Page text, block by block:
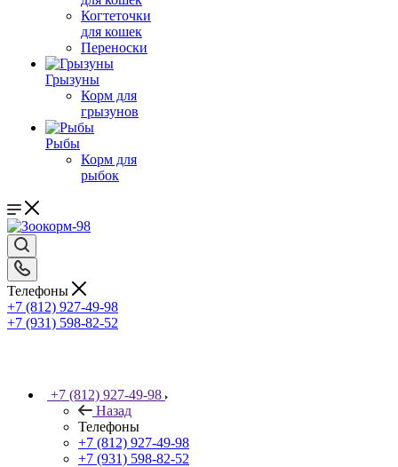
Когтеточки
для кошек
Переноски
Грызуны
Корм для
грызунов
Рыбы
Корм для
рыбок
Телефоны
+7 (812) 927-49-98
+7 (931) 598-82-52
+7 (812) 927-49-98
Назад
Телефоны
+7 (812) 927-49-98
+7 (931) 598-82-52